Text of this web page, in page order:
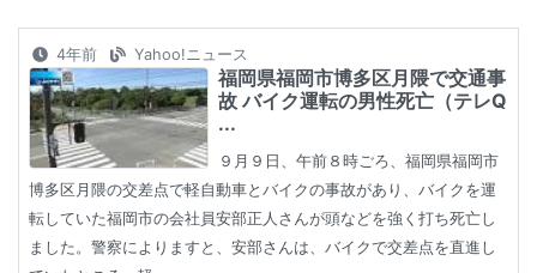
4年前 Yahoo!ニュース
福岡県福岡市博多区月隈で交通事
故 バイク運転の男性死亡（テレQ
...
９月９日、午前８時ごろ、福岡県福岡市
博多区月隈の交差点で軽自動車とバイクの事故があり、バイクを運
転していた福岡市の会社員安部正人さんが頭などを強く打ち死亡し
ました。警察によりますと、安部さんは、バイクで交差点を直進し